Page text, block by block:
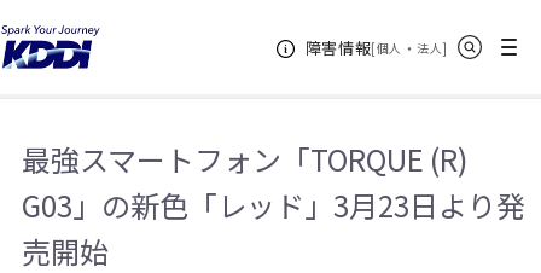
障害情報[個人 ・ 法人新規ウィンドウ
]
メニュー
KDDIホーム
スマートフォン「TORQUE (R) G03」の新色「レッド」3月23日より発売開
始
最強スマートフォン「TORQUE (R)
G03」の新色「レッド」3月23日より発
売開始